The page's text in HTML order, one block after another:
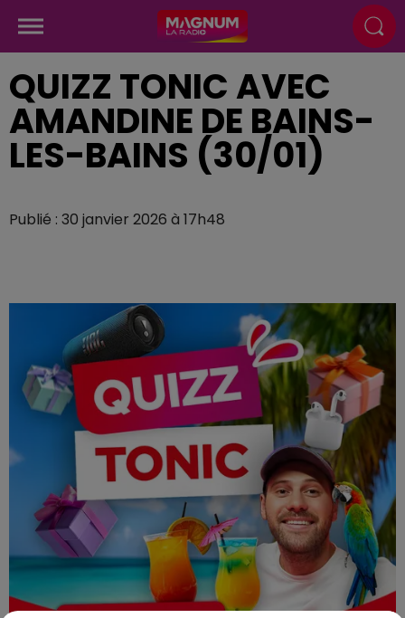
QUIZZ TONIC AVEC
AMANDINE DE BAINS-
LES-BAINS (30/01)
Publié : 30 janvier 2026 à 17h48